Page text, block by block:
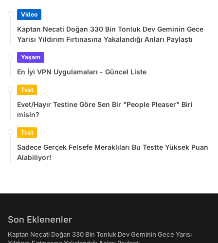
Video
Kaptan Necati Doğan 330 Bin Tonluk Dev Geminin Gece
Yarısı Yıldırım Fırtınasına Yakalandığı Anları Paylaştı
Yaşam
En İyi VPN Uygulamaları - Güncel Liste
Test
Evet/Hayır Testine Göre Sen Bir "People Pleaser" Biri
misin?
Test
Sadece Gerçek Felsefe Meraklıları Bu Testte Yüksek Puan
Alabiliyor!
Son Eklenenler
Kaptan Necati Doğan 330 Bin Tonluk Dev Geminin Gece Yarısı